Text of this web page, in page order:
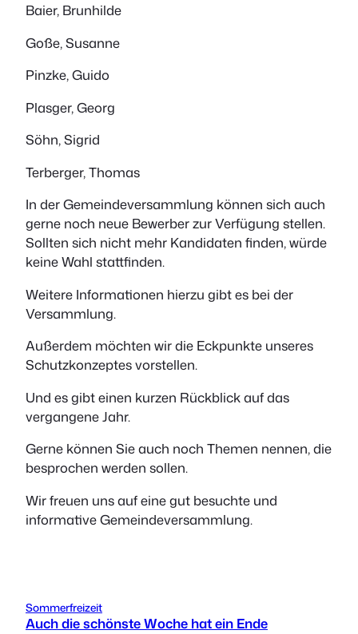
Baier, Brunhilde
Goße, Susanne
Pinzke, Guido
Plasger, Georg
Söhn, Sigrid
Terberger, Thomas
In der Gemeindeversammlung können sich auch
gerne noch neue Bewerber zur Verfügung stellen.
Sollten sich nicht mehr Kandidaten finden, würde
keine Wahl stattfinden.
Weitere Informationen hierzu gibt es bei der
Versammlung.
Außerdem möchten wir die Eckpunkte unseres
Schutzkonzeptes vorstellen.
Und es gibt einen kurzen Rückblick auf das
vergangene Jahr.
Gerne können Sie auch noch Themen nennen, die
besprochen werden sollen.
Wir freuen uns auf eine gut besuchte und
informative Gemeindeversammlung.
Sommerfreizeit
Auch die schönste Woche hat ein Ende